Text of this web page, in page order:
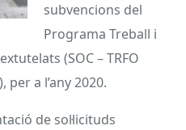
subvencions del
Programa Treball i
(SOC – TRFO
per a l’any 2020.
de sol·licituds